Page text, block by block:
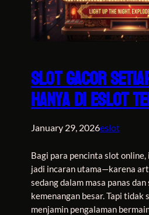
Slot Gacor
Hanya di Eslot
January 29, 2026eslot
Bagi para pencinta slot online,
jadi incaran utama—karena
sedang dalam masa panas
kemenangan besar. Tapi tidak
menjamin pengalaman